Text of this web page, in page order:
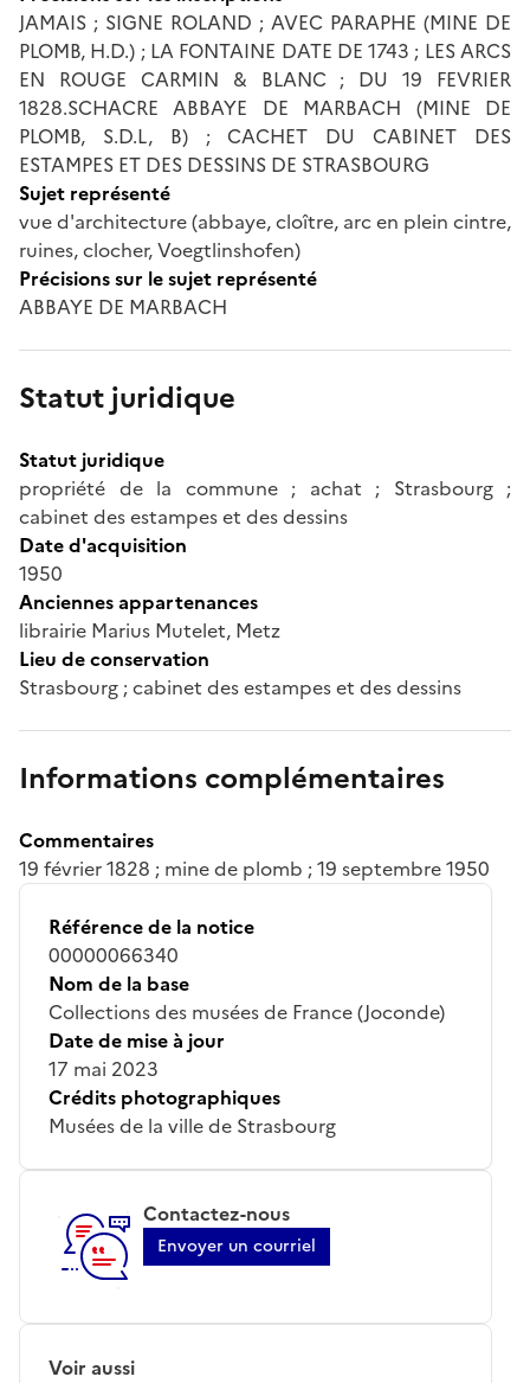
JAMAIS ; SIGNE ROLAND ; AVEC PARAPHE (MINE DE
PLOMB, H.D.) ; LA FONTAINE DATE DE 1743 ; LES ARCS
EN ROUGE CARMIN & BLANC ; DU 19 FEVRIER
1828.SCHACRE ABBAYE DE MARBACH (MINE DE
PLOMB, S.D.L, B) ; CACHET DU CABINET DES
ESTAMPES ET DES DESSINS DE STRASBOURG
Sujet représenté
vue d'architecture (abbaye, cloître, arc en plein cintre,
ruines, clocher, Voegtlinshofen)
Précisions sur le sujet représenté
ABBAYE DE MARBACH
Statut juridique
Statut juridique
propriété de la commune ; achat ; Strasbourg ;
cabinet des estampes et des dessins
Date d'acquisition
1950
Anciennes appartenances
librairie Marius Mutelet, Metz
Lieu de conservation
Strasbourg ; cabinet des estampes et des dessins
Informations complémentaires
Commentaires
19 février 1828 ; mine de plomb ; 19 septembre 1950
Référence de la notice
00000066340
Nom de la base
Collections des musées de France (Joconde)
Date de mise à jour
17 mai 2023
Crédits photographiques
Musées de la ville de Strasbourg
Contactez-nous
Envoyer un courriel
Voir aussi